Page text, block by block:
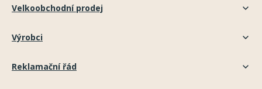
Velkoobchodní prodej
Výrobci
Reklamační řád